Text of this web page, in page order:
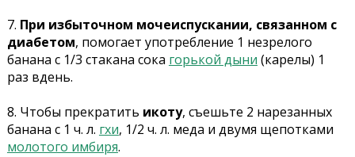
7. При избыточном мочеиспускании, связанном с
диабетом, помогает употребление 1 незрелого
банана с 1/3 стакана сока горькой дыни (карелы) 1
раз вдень.
8. Чтобы прекратить икоту, съешьте 2 нарезанных
банана с 1 ч. л. гхи, 1/2 ч. л. меда и двумя щепотками
молотого имбиря.